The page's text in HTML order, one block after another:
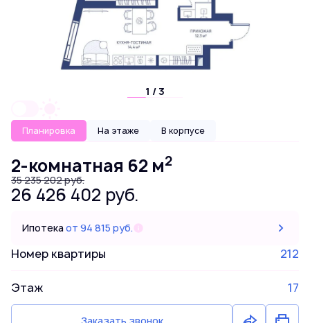
1 / 3
Планировка На этаже В корпусе
2-комнатная 62 м2
35 235 202 руб.
26 426 402 руб.
Ипотекаот 94 815 руб.
Номер квартиры 212
Этаж 17